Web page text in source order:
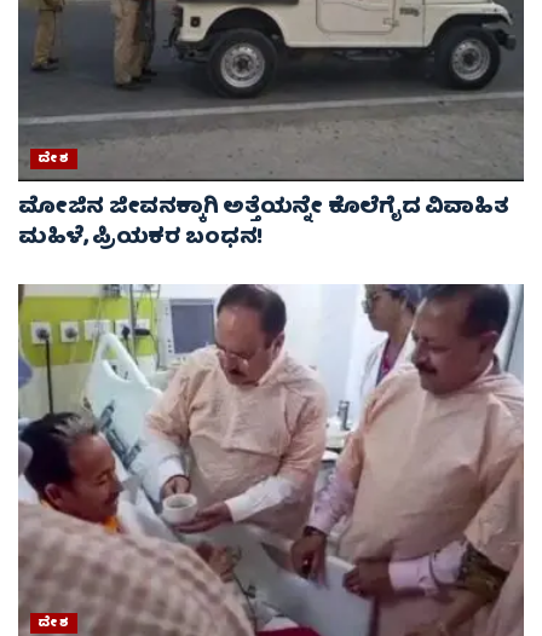
ದೇಶ
ಮೋಜಿನ ಜೀವನಕ್ಕಾಗಿ ಅತ್ತೆಯನ್ನೇ ಕೊಲೆಗೈದ ವಿವಾಹಿತ
ಮಹಿಳೆ, ಪ್ರಿಯಕರ ಬಂಧನ!
ದೇಶ